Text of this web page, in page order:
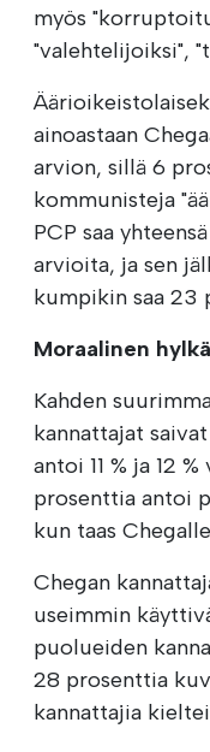
myös
"valehtelijoiksi",
ainoastaan
arvion, sillä 6
kommunisteja
PCP saa
arvioita, ja sen
kumpikin saa 23
Moraalinen
Kahden
kannattajat
antoi 11 % ja 12
prosenttia antoi
kun taas
Chegan
useimmin
puolueiden
28 prosenttia
kannattajia